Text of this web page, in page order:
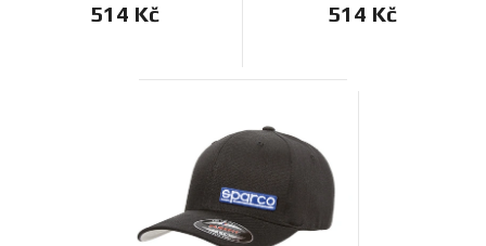
514 Kč 514 Kč